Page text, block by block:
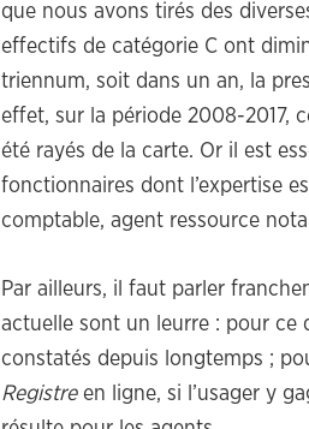
que nous avons tirés des
effectifs de catégorie C ont
triennum, soit dans un an, la
effet, sur la période 2008-2017,
été rayés de la carte. Or il est
fonctionnaires dont l’expertise
comptable, agent ressource
Par ailleurs, il faut parler
actuelle sont un leurre : pour ce
constatés depuis longtemps ;
Registreen ligne, si l’usager y